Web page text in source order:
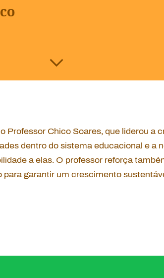
Professor Chico Soares, que liderou a
dentro do sistema educacional e a
a elas. O professor reforça
para garantir um crescimento